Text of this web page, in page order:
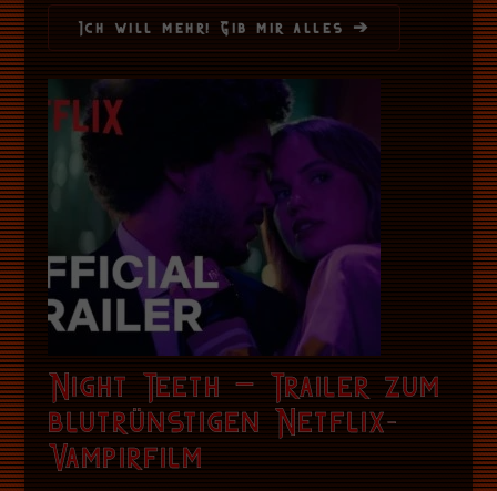
Ich will mehr! Gib mir alles ➔
Night Teeth – Trailer zum
blutrünstigen Netflix-
Vampirfilm